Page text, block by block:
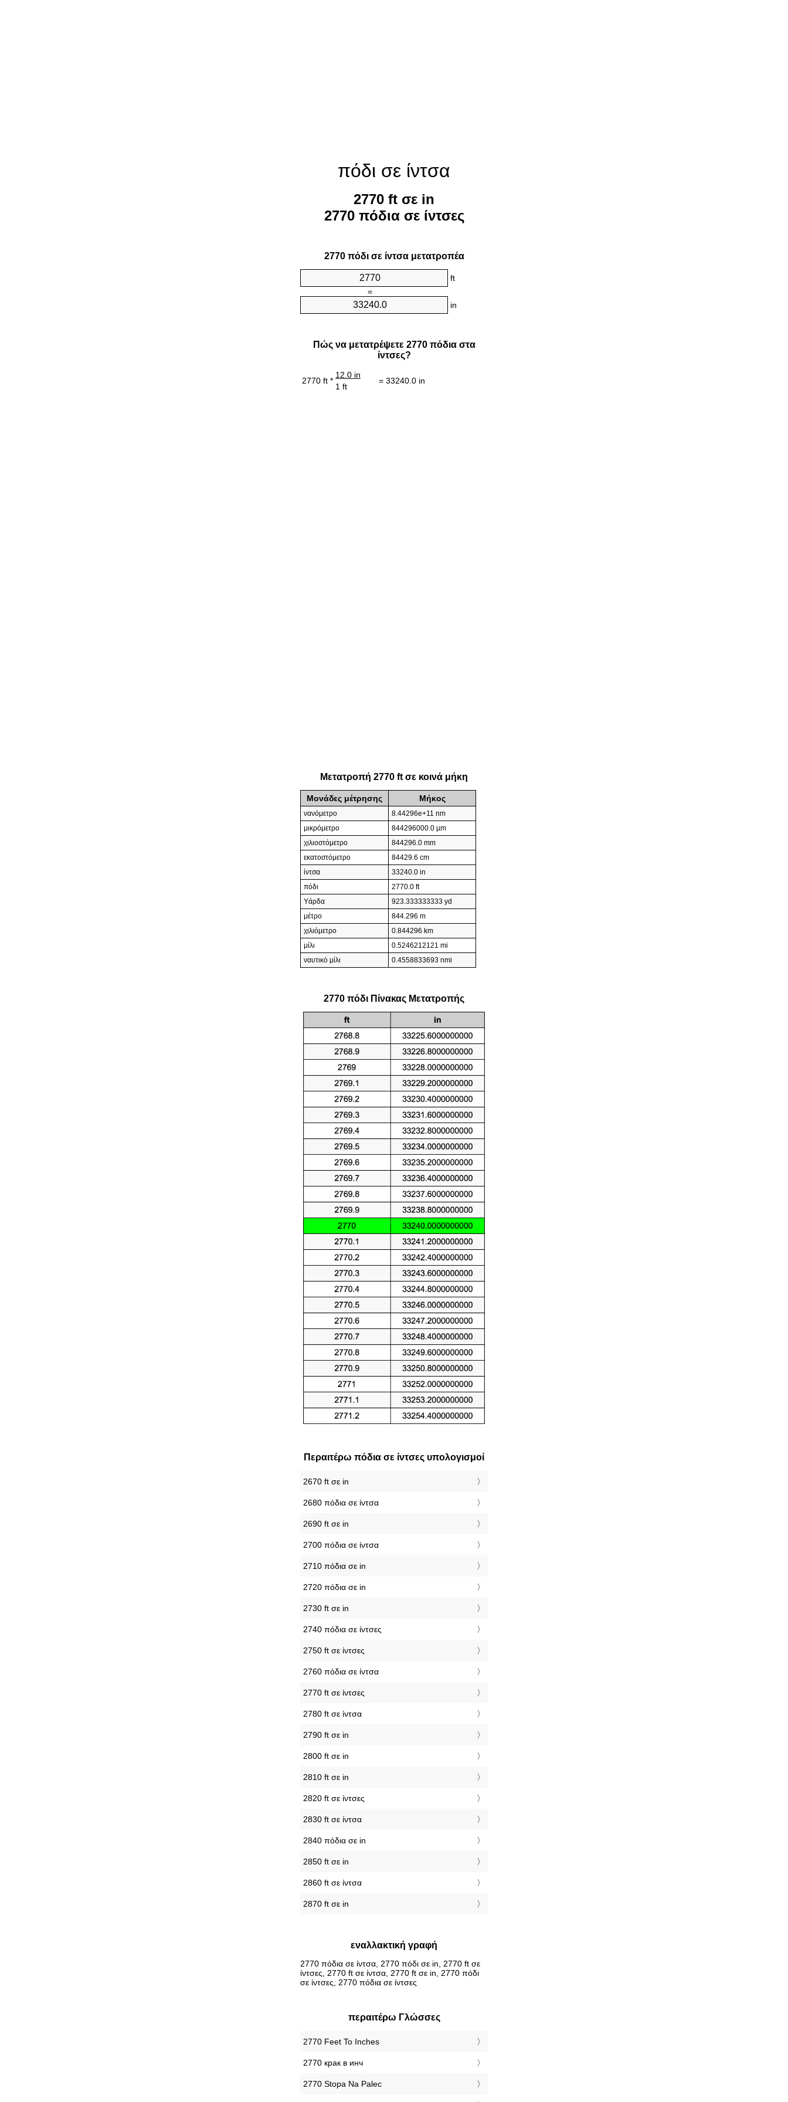
πόδι σε ίντσα
2770 ft σε in
2770 πόδια σε ίντσες
2770 πόδι σε ίντσα μετατροπέα
ft
=
in
Πώς να μετατρέψετε 2770 πόδια στα
ίντσες?
2770 ft *
12.0 in
= 33240.0 in
1 ft
Μετατροπή 2770 ft σε κοινά μήκη
Μονάδες μέτρησης Μήκος
νανόμετρο
8.44296e+11 nm
μικρόμετρο
844296000.0 µm
χιλιοστόμετρο
844296.0 mm
εκατοστόμετρο
84429.6 cm
ίντσα
33240.0 in
πόδι
2770.0 ft
Υάρδα
923.333333333 yd
μέτρο
844.296 m
χιλιόμετρο
0.844296 km
μίλι
0.5246212121 mi
ναυτικό μίλι
0.4558833693 nmi
2770 πόδι Πίνακας Μετατροπής
Περαιτέρω πόδια σε ίντσες υπολογισμοί
2670 ft σε in
2680 πόδια σε ίντσα
2690 ft σε in
2700 πόδια σε ίντσα
2710 πόδια σε in
2720 πόδια σε in
2730 ft σε in
2740 πόδια σε ίντσες
2750 ft σε ίντσες
2760 πόδια σε ίντσα
2770 ft σε ίντσες
2780 ft σε ίντσα
2790 ft σε in
2800 ft σε in
2810 ft σε in
2820 ft σε ίντσες
2830 ft σε ίντσα
2840 πόδια σε in
2850 ft σε in
2860 ft σε ίντσα
2870 ft σε in
εναλλακτική γραφή
2770 πόδια σε ίντσα, 2770 πόδι σε in, 2770 ft σε
ίντσες, 2770 ft σε ίντσα, 2770 ft σε in, 2770 πόδι
σε ίντσες, 2770 πόδια σε ίντσες
περαιτέρω Γλώσσες
‎2770 Feet To Inches
‎2770 крак в инч
‎2770 Stopa Na Palec